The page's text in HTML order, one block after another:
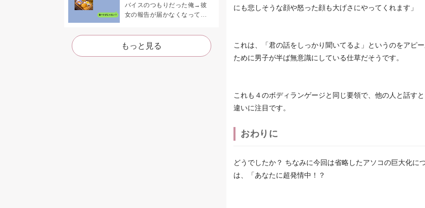
バイスのつもりだった俺→彼
女の報告が届かなくなって、
た
もっと見る
にも悲しそうな顔や怒った顔も大げさにやってくれます」
これは、「君の話をしっかり聞いてるよ」というのをアピ
ために男子が半ば無意識にしている仕草だそうです。
これも４のボディランゲージと同じ要領で、他の人と話す
違いに注目です。
おわりに
どうでしたか？ ちなみに今回は省略したアソコの巨大化に
は、「あなたに超発情中！？